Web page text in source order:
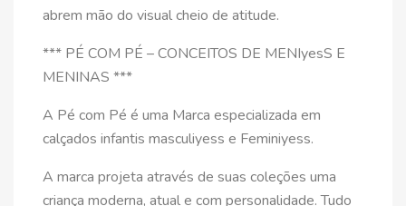
abrem mão do visual cheio de atitude.
*** PÉ COM PÉ – CONCEITOS DE MENIyesS E
MENINAS ***
A Pé com Pé é uma Marca especializada em
calçados infantis masculiyess e Feminiyess.
A marca projeta através de suas coleções uma
criança moderna, atual e com personalidade. Tudo